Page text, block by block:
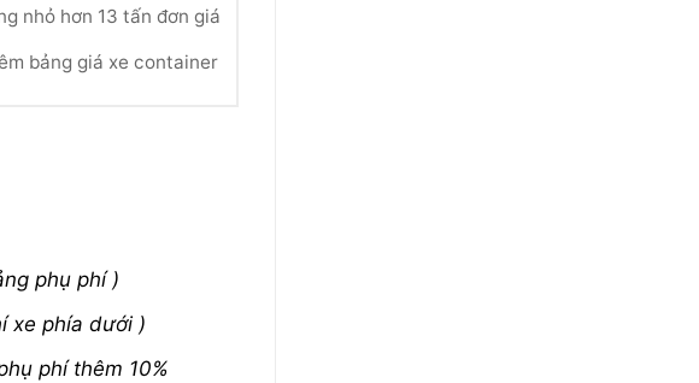
nhỏ hơn 13 tấn đơn giá
bảng giá xe container
phụ phí )
xe phía dưới )
phí thêm 10%